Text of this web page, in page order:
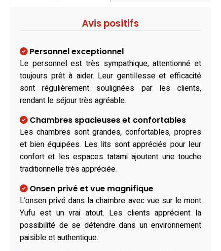
Avis positifs
Personnel exceptionnel
Le personnel est très sympathique, attentionné et
toujours prêt à aider. Leur gentillesse et efficacité
sont régulièrement soulignées par les clients,
rendant le séjour très agréable.
Chambres spacieuses et confortables
Les chambres sont grandes, confortables, propres
et bien équipées. Les lits sont appréciés pour leur
confort et les espaces tatami ajoutent une touche
traditionnelle très appréciée.
Onsen privé et vue magnifique
L’onsen privé dans la chambre avec vue sur le mont
Yufu est un vrai atout. Les clients apprécient la
possibilité de se détendre dans un environnement
paisible et authentique.